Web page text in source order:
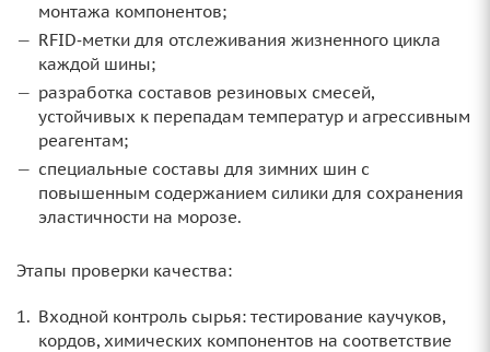
монтажа компонентов;
RFID‑метки для отслеживания жизненного цикла
каждой шины;
разработка составов резиновых смесей,
устойчивых к перепадам температур и агрессивным
реагентам;
специальные составы для зимних шин с
повышенным содержанием силики для сохранения
эластичности на морозе.
Этапы проверки качества:
Входной контроль сырья: тестирование каучуков,
кордов, химических компонентов на соответствие